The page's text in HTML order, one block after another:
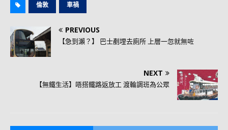
倫敦 車禍
PREVIOUS
【急到瀨？】 巴士剷埋去廁所 上層一忽就無咗
NEXT
【無鐵生活】唔搭鐵路返放工 渡輪調班為公眾